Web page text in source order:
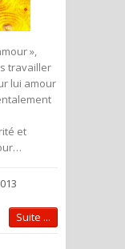
»,
travailler
lui amour
et
Suite ...